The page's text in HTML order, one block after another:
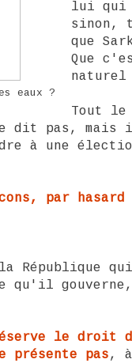
eaux ?
lui qui
sinon,
que
Que
Tout le
dit pas,
à une
par hasard
République
qu'il
le droit
présente pas, à